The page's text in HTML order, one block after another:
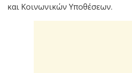
και Κοινωνικών Υποθέσεων.